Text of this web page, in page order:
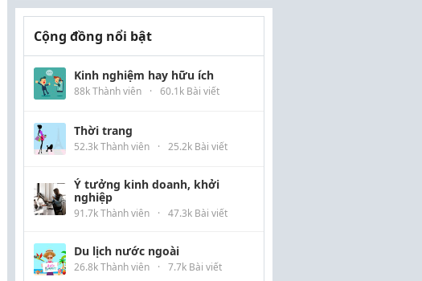
Cộng đồng nổi bật
Kinh nghiệm hay hữu ích
88k Thành viên · 60.1k Bài viết
Thời trang
52.3k Thành viên · 25.2k Bài viết
Ý tưởng kinh doanh, khởi
nghiệp
91.7k Thành viên · 47.3k Bài viết
Du lịch nước ngoài
26.8k Thành viên · 7.7k Bài viết